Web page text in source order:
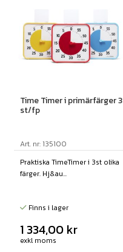
Time Timer i primärfärger 3
st/fp
Art. nr: 135100
Praktiska TimeTimer i 3st olika
färger. Hj&au...
Finns i lager
1 334,00 kr
exkl moms